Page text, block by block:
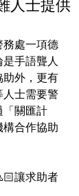
人士提供
務處一項德
手語聾人
助外，更有
人士需要警
「關匯計
合作協助
讓求助者